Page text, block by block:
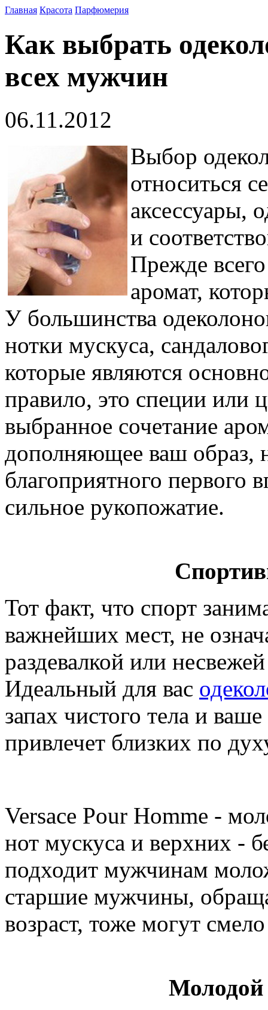
Главная Красота Парфюмерия
Как выбрать
всех мужчин
06.11.2012
Выбор
относиться
аксессуары,
и
Прежде
аромат,
У большинства
нотки мускуса,
которые являются
правило, это специи или
выбранное сочетание
дополняющее ваш образ,
благоприятного первого
сильное рукопожатие.
Тот факт, что спорт
важнейших мест, не
раздевалкой или
Идеальный для вас
запах чистого тела и
привлечет близких по
Versace Pour Homme -
нот мускуса и верхних -
подходит мужчинам
старшие мужчины,
возраст, тоже могут
Молодой